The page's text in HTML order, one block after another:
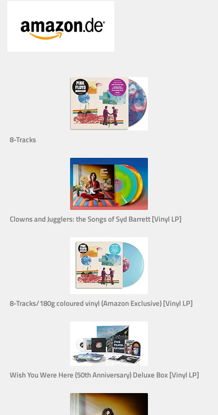
8-Tracks
Clowns and Jugglers: the Songs of Syd Barrett [Vinyl LP]
8-Tracks/180g coloured vinyl (Amazon Exclusive) [Vinyl LP]
Wish You Were Here (50th Anniversary) Deluxe Box [Vinyl LP]